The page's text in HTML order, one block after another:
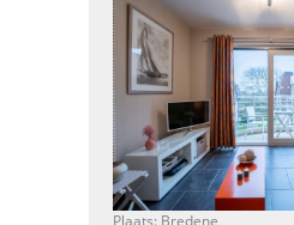
Plaats: Bredene